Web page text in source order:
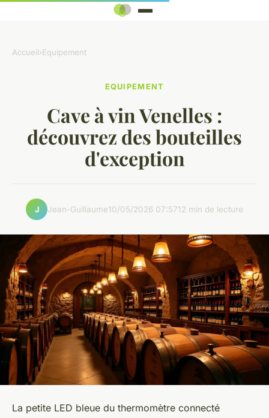
Accueil›Equipement
EQUIPEMENT
Cave à vin Venelles :
découvrez des bouteilles
d'exception
J Jean-Guillaume10/05/2026 07:5712 min de lecture
La petite LED bleue du thermomètre connecté